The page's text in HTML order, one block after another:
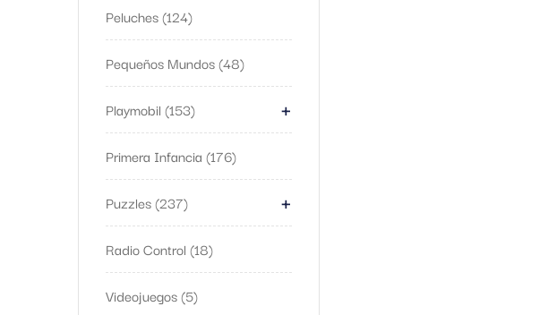
Peluches 124
Pequeños Mundos 48
Playmobil 153 +
Primera Infancia 176
Puzzles 237 +
Radio Control 18
Videojuegos 5